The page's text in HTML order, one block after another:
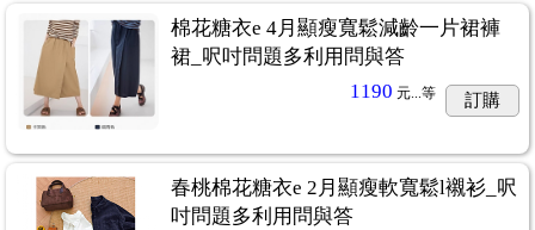
棉花糖衣e 4月顯瘦寬鬆減齡一片裙褲
裙_呎吋問題多利用問與答
1190 元... 等 訂購
春桃棉花糖衣e 2月顯瘦軟寬鬆l襯衫_呎
吋問題多利用問與答